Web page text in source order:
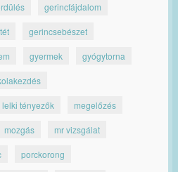
gerincfájdalom
gerincsebészet
gyermek gyógytorna
lelki tényezők megelőzés
mozgás mr vizsgálat
porckorong